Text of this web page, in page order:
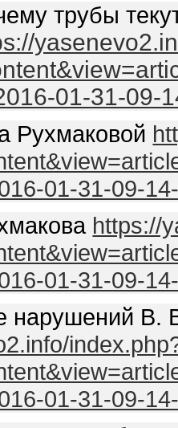
трубы
01-31-09-
Рухмаковой
01-31-09-
https://
01-31-09-
нарушений В.
01-31-09-